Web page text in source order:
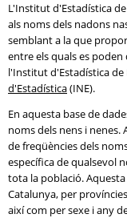
L'Institut d'Estadística
als noms dels nadons
semblant a la que
entre els quals es
l'Institut d'Estadística de
d'Estadística(INE).
En aquesta base de
noms dels nens i nenes.
de freqüències dels
específica de qualsevol
tota la població.
Catalunya, per
així com per sexe i any